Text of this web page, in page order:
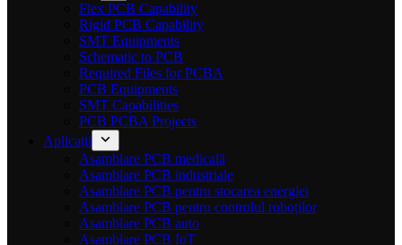
Flex PCB Capability
Rigid PCB Capability
SMT Equipments
Schematic to PCB
Required Files for PCBA
PCB Equipments
SMT Capabilities
PCB PCBA Projects
Aplicații
Asamblare PCB medicală
Asamblare PCB industriale
Asamblare PCB pentru stocarea energiei
Asamblare PCB pentru controlul roboților
Asamblare PCB auto
Asamblare PCB IoT